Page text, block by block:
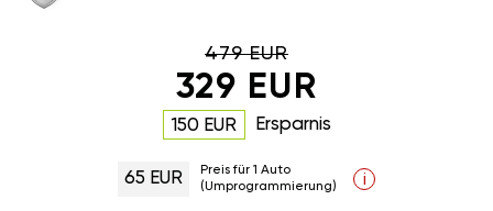
479 EUR
329 EUR
150 EUR Ersparnis
65 EUR
Preis für 1 Auto
(Umprogrammierung)
i